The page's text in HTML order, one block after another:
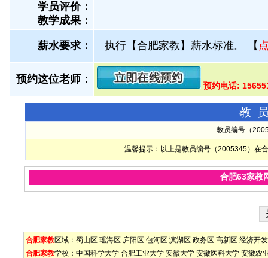
学员评价：
教学成果：
薪水要求： 执行【合肥家教】薪水标准。 【
预约这位老师：
预约电话:
教
教员编号（
温馨提示：以上是教员编号（2005345）在
合肥63家教
合肥家教区域： 蜀山区 瑶海区 庐阳区 包河区 滨湖区 政务区 高新区 经济开
合肥家教学校： 中国科学大学 合肥工业大学 安徽大学 安徽医科大学 安徽农